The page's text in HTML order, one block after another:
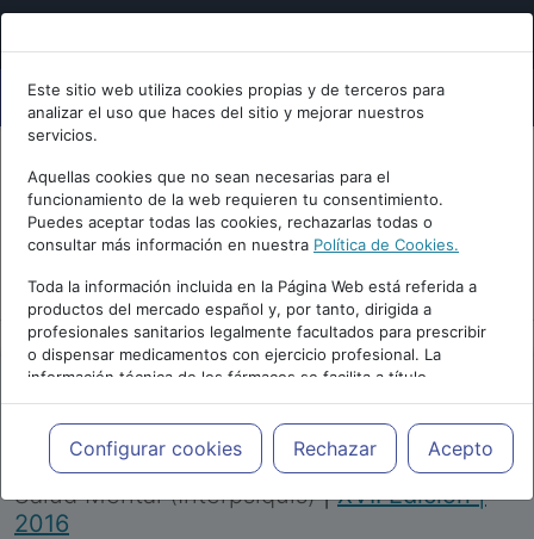
Este sitio web utiliza cookies propias y de terceros para
analizar el uso que haces del sitio y mejorar nuestros
servicios.
Aquellas cookies que no sean necesarias para el
funcionamiento de la web requieren tu consentimiento.
Puedes aceptar todas las cookies, rechazarlas todas o
consultar más información en nuestra Política de Cookies.
Toda la información incluida en la Página Web está referida a
productos del mercado español y, por tanto, dirigida a
profesionales sanitarios legalmente facultados para prescribir
o dispensar medicamentos con ejercicio profesional. La
información técnica de los fármacos se facilita a título
meramente informativo, siendo responsabilidad de los
profesionales facultados prescribir medicamentos y decidir, en
cada caso concreto, el tratamiento más adecuado a las
necesidades del paciente.
Configurar cookies Rechazar Acepto
Repositorio de Artículos |Congreso Virtual
Internacional de Psiquiatría, Psicología y
Salud Mental (Interpsiquis)|XVII Edición |
2016